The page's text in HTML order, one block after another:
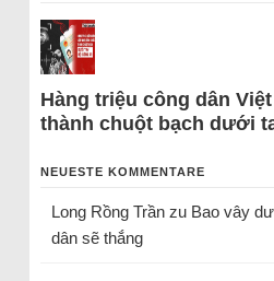
Hàng triệu công dân
thành chuột bạch dưới
NEUESTE KOMMENTARE
Long Rồng Trầnzu Bao vây
dân sẽ thắng